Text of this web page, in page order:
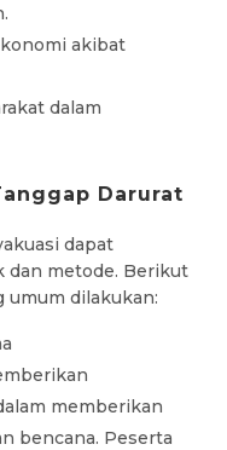
akibat
dalam
Darurat
dapat
dan metode. Berikut
umum dilakukan:
memberikan
bencana. Peserta